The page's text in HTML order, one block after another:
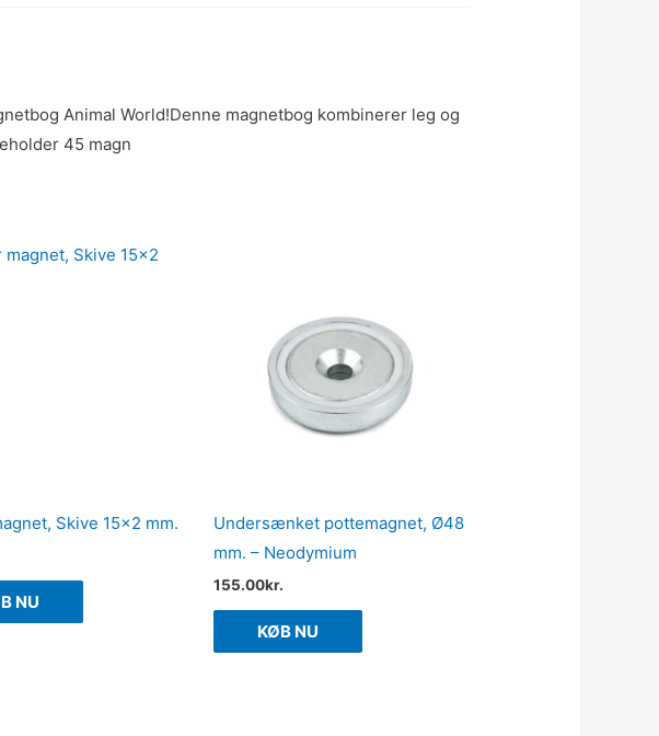
Animal World!Denne magnetbog kombinerer leg og
45 magn
Skive 15×2 mm.
NU
Undersænket pottemagnet, Ø48
mm. – Neodymium
155.00kr.
KØB NU